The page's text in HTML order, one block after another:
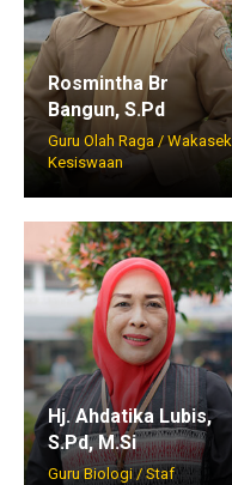
Rosmintha Br
Bangun, S.Pd
Guru Olah Raga / Wakasek
Kesiswaan
Hj. Ahdatika Lubis,
S.Pd, M.Si
Guru Biologi / Staf